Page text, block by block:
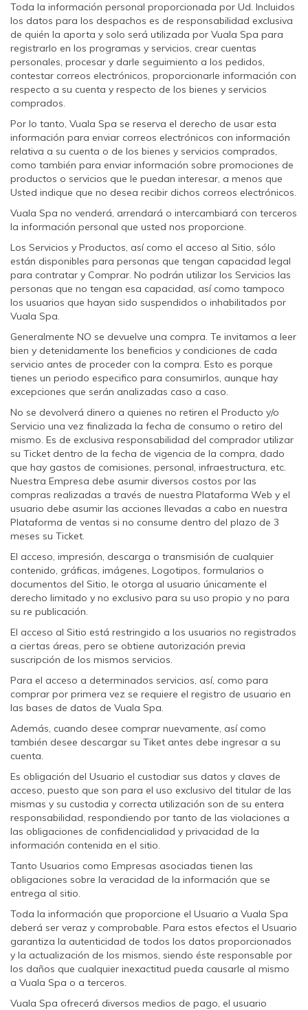
Toda la información personal proporcionada por Ud. Incluidos
los datos para los despachos es de responsabilidad exclusiva
de quién la aporta y solo será utilizada por Vuala Spa para
registrarlo en los programas y servicios, crear cuentas
personales, procesar y darle seguimiento a los pedidos,
contestar correos electrónicos, proporcionarle información con
respecto a su cuenta y respecto de los bienes y servicios
comprados.
Por lo tanto, Vuala Spa se reserva el derecho de usar esta
información para enviar correos electrónicos con información
relativa a su cuenta o de los bienes y servicios comprados,
como también para enviar información sobre promociones de
productos o servicios que le puedan interesar, a menos que
Usted indique que no desea recibir dichos correos electrónicos.
Vuala Spa no venderá, arrendará o intercambiará con terceros
la información personal que usted nos proporcione.
Los Servicios y Productos, así como el acceso al Sitio, sólo
están disponibles para personas que tengan capacidad legal
para contratar y Comprar. No podrán utilizar los Servicios las
personas que no tengan esa capacidad, así como tampoco
los usuarios que hayan sido suspendidos o inhabilitados por
Vuala Spa.
Generalmente NO se devuelve una compra. Te invitamos a leer
bien y detenidamente los beneficios y condiciones de cada
servicio antes de proceder con la compra. Esto es porque
tienes un periodo especifico para consumirlos, aunque hay
excepciones que serán analizadas caso a caso.
No se devolverá dinero a quienes no retiren el Producto y/o
Servicio una vez finalizada la fecha de consumo o retiro del
mismo. Es de exclusiva responsabilidad del comprador utilizar
su Ticket dentro de la fecha de vigencia de la compra, dado
que hay gastos de comisiones, personal, infraestructura, etc.
Nuestra Empresa debe asumir diversos costos por las
compras realizadas a través de nuestra Plataforma Web y el
usuario debe asumir las acciones llevadas a cabo en nuestra
Plataforma de ventas si no consume dentro del plazo de 3
meses su Ticket.
El acceso, impresión, descarga o transmisión de cualquier
contenido, gráficas, imágenes, Logotipos, formularios o
documentos del Sitio, le otorga al usuario únicamente el
derecho limitado y no exclusivo para su uso propio y no para
su re publicación.
El acceso al Sitio está restringido a los usuarios no registrados
a ciertas áreas, pero se obtiene autorización previa
suscripción de los mismos servicios.
Para el acceso a determinados servicios, así, como para
comprar por primera vez se requiere el registro de usuario en
las bases de datos de Vuala Spa.
Además, cuando desee comprar nuevamente, así como
también desee descargar su Tiket antes debe ingresar a su
cuenta.
Es obligación del Usuario el custodiar sus datos y claves de
acceso, puesto que son para el uso exclusivo del titular de las
mismas y su custodia y correcta utilización son de su entera
responsabilidad, respondiendo por tanto de las violaciones a
las obligaciones de confidencialidad y privacidad de la
información contenida en el sitio.
Tanto Usuarios como Empresas asociadas tienen las
obligaciones sobre la veracidad de la información que se
entrega al sitio.
Toda la información que proporcione el Usuario a Vuala Spa
deberá ser veraz y comprobable. Para estos efectos el Usuario
garantiza la autenticidad de todos los datos proporcionados
y la actualización de los mismos, siendo éste responsable por
los daños que cualquier inexactitud pueda causarle al mismo
a Vuala Spa o a terceros.
Vuala Spa ofrecerá diversos medios de pago, el usuario